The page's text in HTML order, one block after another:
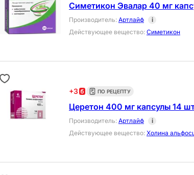
Симетикон Эвалар 40 мг
Производитель: Артлайф
i
Действующее вещество: Симетикон
+3 ПО РЕЦЕПТУ
Церетон 400 мг капсулы 14
Производитель: Артлайф
i
Действующее вещество: Холина